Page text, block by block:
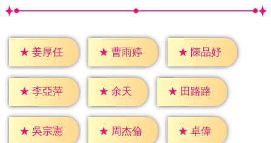
★ 姜厚任 ★ 曹雨婷 ★ 陳品妤
★ 李亞萍 ★ 余天 ★ 田路路
★ 吳宗憲 ★ 周杰倫 ★ 卓偉